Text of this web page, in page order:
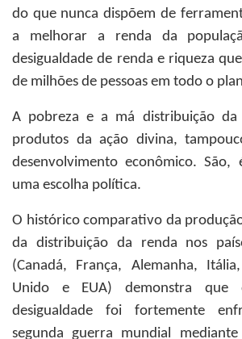
do que nunca dispõem de
a melhorar a renda da
desigualdade de renda e riqueza
de milhões de pessoas em todo o
A pobreza e a má distribuição da
produtos da ação divina,
desenvolvimento econômico.
uma escolha política.
O histórico comparativo da
da distribuição da renda nos
(Canadá, França, Alemanha,
Unido e EUA) demonstra que
desigualdade foi fortemente
segunda guerra mundial